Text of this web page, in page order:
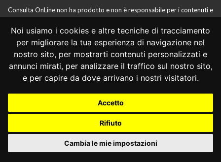
Noi usiamo i cookies e altre tecniche di tracciamento
per migliorare la tua esperienza di navigazione nel
nostro sito, per mostrarti contenuti personalizzati e
annunci mirati, per analizzare il traffico sul nostro sito,
e per capire da dove arrivano i nostri visitatori.
Accetto
Rifiuto
Cambia le mie impostazioni
Consulta OnLine non ha prodotto e non è responsabile per i contenuti e
le informazioni legali di siti collegati.
La consultazione di questi o del materiale contenuto nel sito non
costituisce una relazione di consulenza legale.
Nessuno deve confidare o agire in base alle informazioni disponibili in
questo sito senza una consulenza legale professionale.
info@giurcost.org| Giurisprudenza Costituzionale|